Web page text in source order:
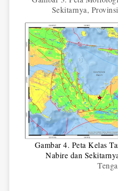
Sekitarnya,
Gambar 4. Peta Kelas
Nabire dan